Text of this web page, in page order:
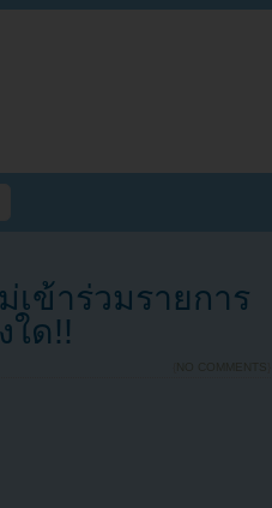
เข้าร่วมรายการ
ใด!!
NO COMMENTS